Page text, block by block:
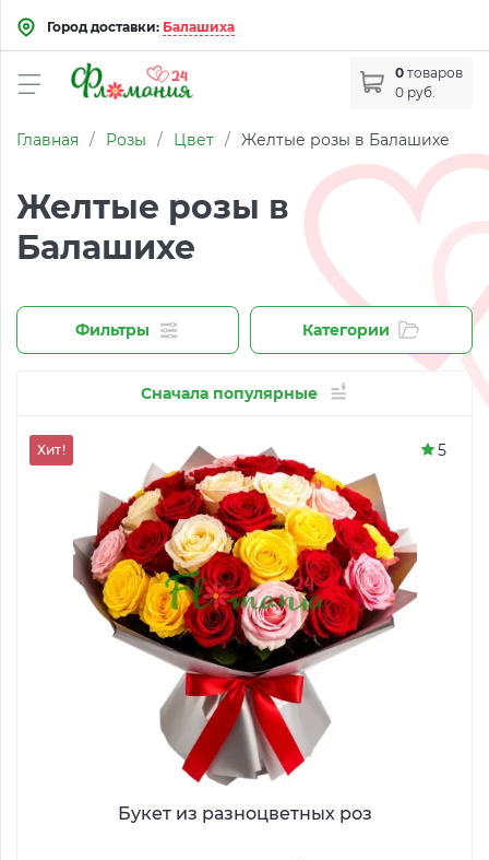
Город доставки: Балашиха
0 товаров
0 руб.
Главная / Розы / Цвет / Желтые розы в Балашихе
Желтые розы в
Балашихе
Фильтры Категории
Сначала популярные
Букет из разноцветных роз
Хит! 5